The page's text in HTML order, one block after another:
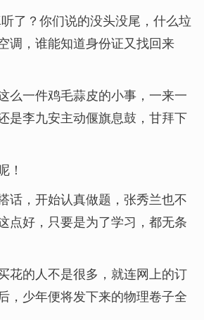
了？你们说的没头没尾，什么垃
调，谁能知道身份证又找回来
么一件鸡毛蒜皮的小事，一来一
是李九安主动偃旗息鼓，甘拜下
！
话，开始认真做题，张秀兰也不
点好，只要是为了学习，都无条
花的人不是很多，就连网上的订
，少年便将发下来的物理卷子全